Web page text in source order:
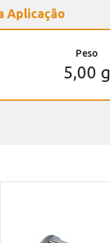
Aplicação
Peso
5,00 g